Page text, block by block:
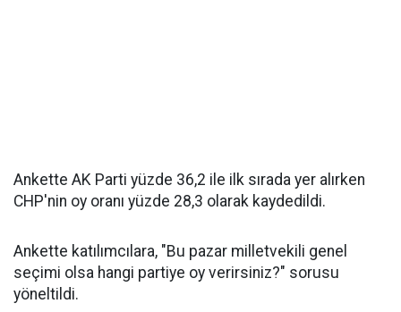
Ankette AK Parti yüzde 36,2 ile ilk sırada yer alırken
CHP'nin oy oranı yüzde 28,3 olarak kaydedildi.
Ankette katılımcılara, "Bu pazar milletvekili genel
seçimi olsa hangi partiye oy verirsiniz?" sorusu
yöneltildi.